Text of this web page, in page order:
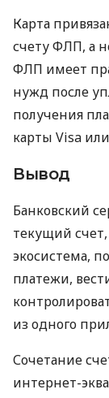
Карта
счету ФЛП, а
ФЛП имеет
нужд после
получения
карты Visa
Вывод
Банковский
текущий
экосистема,
платежи,
из одного
Сочетание
интернет-